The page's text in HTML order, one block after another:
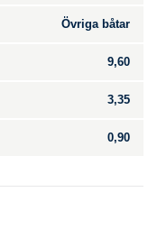
Övriga båtar
9,60
3,35
0,90